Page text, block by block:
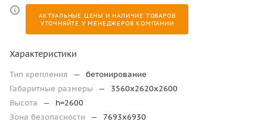
АКТУАЛЬНЫЕ ЦЕНЫ И НАЛИЧИЕ ТОВАРОВ
УТОЧНЯЙТЕ У МЕНЕДЖЕРОВ КОМПАНИИ
Характеристики
Тип крепления —
бетонирование
Габаритные размеры
—
3560х2620х2600
Высота
—
h=2600
Зона безопасности
—
7693х6930